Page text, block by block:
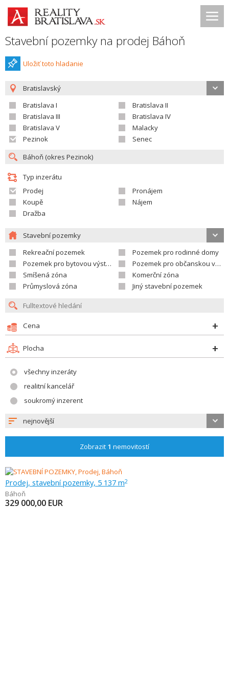
Stavební pozemky na prodej Báhoň
Uložiť toto hladanie
Bratislavský
Bratislava I
Bratislava II
Bratislava III
Bratislava IV
Bratislava V
Malacky
Pezinok
Senec
Typ inzerátu
Prodej
Pronájem
Koupě
Nájem
Dražba
Stavební pozemky
Rekreační pozemek
Pozemek pro rodinné domy
Pozemek pro bytovou výstavbu
Pozemek pro občanskou vybavenost
Smíšená zóna
Komerční zóna
Průmyslová zóna
Jiný stavební pozemek
Cena
Plocha
všechny inzeráty
realitní kancelář
soukromý inzerent
nejnovější
Zobrazit 1 nemovitostí
Prodej, stavební pozemky, 5 137 m2
Báhoň
329 000,00 EUR